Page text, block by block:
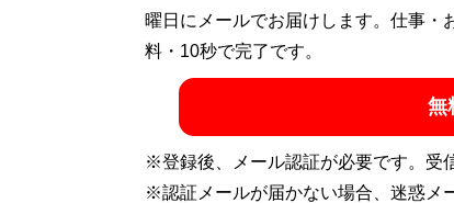
曜日にメールでお届けします。仕事
料・10秒で完了です。
無
※登録後、メール認証が必要です。受
※認証メールが届かない場合、迷惑メ